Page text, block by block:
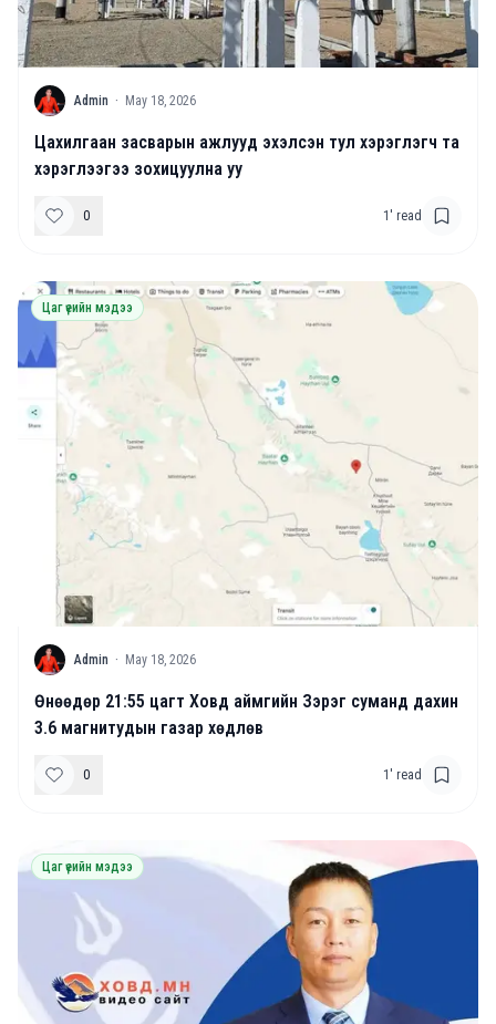
A Admin · May 18, 2026
Цахилгаан засварын ажлууд эхэлсэн тул хэрэглэгч та
хэрэглээгээ зохицуулна уу
0 1 ' read
Цаг үеийн мэдээ
A Admin · May 18, 2026
Өнөөдөр 21:55 цагт Ховд аймгийн Зэрэг суманд дахин
3.6 магнитудын газар хөдлөв
0 1 ' read
Цаг үеийн мэдээ